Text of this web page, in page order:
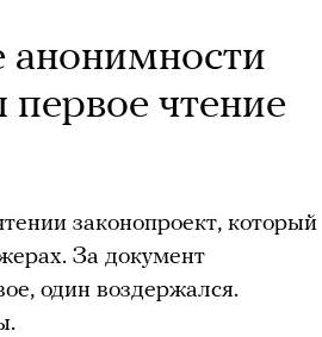
анонимности
чтение
законопроект, который
За документ
один воздержался.